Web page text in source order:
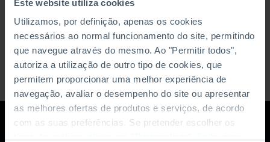
Este website utiliza cookies
Utilizamos, por definição, apenas os cookies
necessários ao normal funcionamento do site, permitindo
que navegue através do mesmo. Ao "Permitir todos",
autoriza a utilização de outro tipo de cookies, que
permitem proporcionar uma melhor experiência de
navegação, avaliar o desempenho do site ou apresentar
as melhores ofertas de produtos e serviços, de acordo
com as suas preferências. Se pretender escolher os